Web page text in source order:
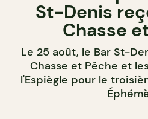
St-Denis
Chasse
Le 25 août, le Bar St-
Chasse et Pêche et
l'Espiègle pour le